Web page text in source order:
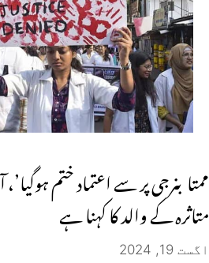
ممتا بنرجی پر سے اعتماد ختم
متاثرہ کے والد کا کہنا ہے
اگست 19, 2024